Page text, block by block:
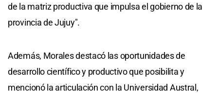
de la matriz productiva que impulsa el gobierno de la
provincia de Jujuy".
Además, Morales destacó las oportunidades de
desarrollo científico y productivo que posibilita y
mencionó la articulación con la Universidad Austral,